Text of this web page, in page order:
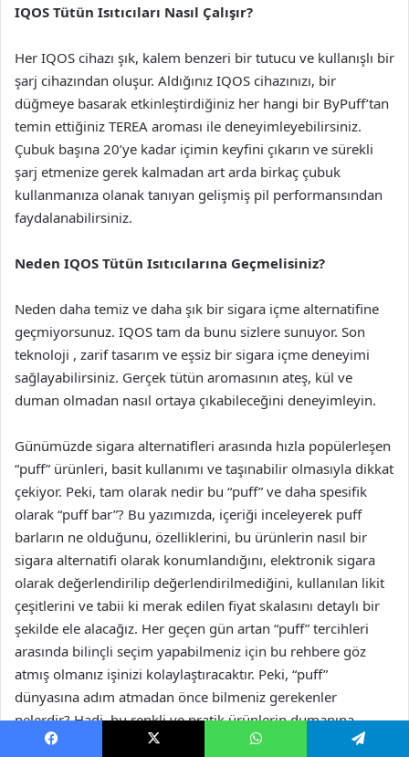
IQOS Tütün Isıtıcıları Nasıl Çalışır?
Her IQOS cihazı şık, kalem benzeri bir tutucu ve kullanışlı bir
şarj cihazından oluşur. Aldığınız IQOS cihazınızı, bir
düğmeye basarak etkinleştirdiğiniz her hangi bir ByPuff’tan
temin ettiğiniz TEREA aroması ile deneyimleyebilirsiniz.
Çubuk başına 20’ye kadar içimin keyfini çıkarın ve sürekli
şarj etmenize gerek kalmadan art arda birkaç çubuk
kullanmanıza olanak tanıyan gelişmiş pil performansından
faydalanabilirsiniz.
Neden IQOS Tütün Isıtıcılarına Geçmelisiniz?
Neden daha temiz ve daha şık bir sigara içme alternatifine
geçmiyorsunuz. IQOS tam da bunu sizlere sunuyor. Son
teknoloji , zarif tasarım ve eşsiz bir sigara içme deneyimi
sağlayabilirsiniz. Gerçek tütün aromasının ateş, kül ve
duman olmadan nasıl ortaya çıkabileceğini deneyimleyin.
Günümüzde sigara alternatifleri arasında hızla popülerleşen
“puff” ürünleri, basit kullanımı ve taşınabilir olmasıyla dikkat
çekiyor. Peki, tam olarak nedir bu “puff” ve daha spesifik
olarak “puff bar”? Bu yazımızda, içeriği inceleyerek puff
barların ne olduğunu, özelliklerini, bu ürünlerin nasıl bir
sigara alternatifi olarak konumlandığını, elektronik sigara
olarak değerlendirilip değerlendirilmediğini, kullanılan likit
çeşitlerini ve tabii ki merak edilen fiyat skalasını detaylı bir
şekilde ele alacağız. Her geçen gün artan “puff” tercihleri
arasında bilinçli seçim yapabilmeniz için bu rehbere göz
atmış olmanız işinizi kolaylaştıracaktır. Peki, “puff”
dünyasına adım atmadan önce bilmeniz gerekenler
nelerdir? Hadi, bu renkli ve pratik ürünlerin dumanına
birlikte dalalım! Puff Bar nedir, özellikleri, elektronik sigara